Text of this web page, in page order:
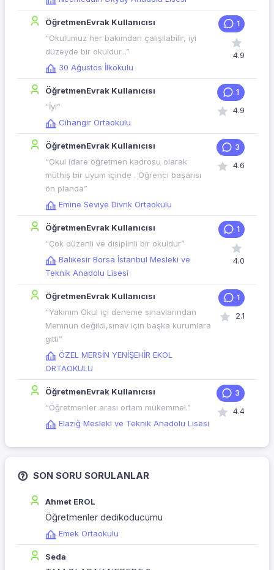
ÖğretmenEvrak Kullanıcısı
“Okulumuz her bakımdan çalışılabilir, iyi
düzeyde bir okuldur...”
30 Ağustos İlkokulu
1
4.9
ÖğretmenEvrak Kullanıcısı
“İyi”
Cihangir Ortaokulu
1
4.9
ÖğretmenEvrak Kullanıcısı
“Okul idare öğretmen kadrosu olarak
müthiş bir uyum içinde . Öğrenci başarısı
ön planda”
Emine Seviye Divrik Ortaokulu
3
4.6
ÖğretmenEvrak Kullanıcısı
“Çok düzenli ve disiplinli bir okuldur”
Balıkesir Borsa İstanbul Mesleki ve
Teknik Anadolu Lisesi
1
4.0
ÖğretmenEvrak Kullanıcısı
“Yakınım Okul içi deneme sınavlarından
Memnun değildi,sınav için başka kurumlara
gitti”
ÖZEL MERSİN YENİŞEHİR EKOL
ORTAOKULU
1
2.1
ÖğretmenEvrak Kullanıcısı
“Öğretmenler arası ortam mükemmel.”
Elazığ Mesleki ve Teknik Anadolu Lisesi
3
4.4
SON SORU SORULANLAR
Ahmet EROL
Öğretmenler dedikoducumu
Emek Ortaokulu
Seda